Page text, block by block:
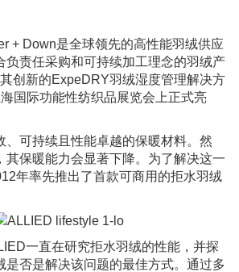
+ Down是全球领先的高性能羽绒供应
负责任采购和可持续加工理念的羽绒产
创新的ExpeDRY羽绒湿度管理解决方
国际功能性纺织品展览会上正式亮
、可持续且性能卓越的保暖材料。然
其保暖能力会显著下降。为了解决这一
年率先推出了首款可商用的拒水羽绒
一直在研究拒水羽绒的性能，并探
是否是解决该问题的最佳方式。通过多